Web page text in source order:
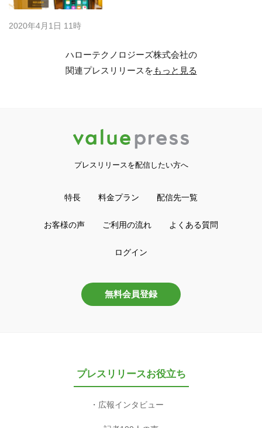
2020年4月1日 11時
ハローテクノロジーズ株式会社の
関連プレスリリースをもっと見る
プレスリリースを配信したい方へ
特長 料金プラン 配信先一覧
お客様の声 ご利用の流れ よくある質問
ログイン
無料会員登録
プレスリリースお役立ち
広報インタビュー